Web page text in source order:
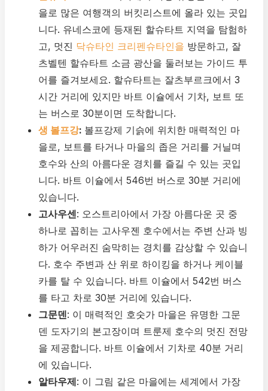
을로 많은 여행객의 버킷리스트에 올라 있는 곳입
니다. 유네스코에 등재된 할슈타트 지역을 탐험하
고, 멋진 닥슈타인 크리펜슈타인을 방문하고, 잘
츠벨텐 할슈타트 소금 광산을 둘러보는 가이드 투
어를 즐겨보세요. 할슈타트는 잘츠부르크에서 3
시간 거리에 있지만 바트 이슐에서 기차, 보트 또
는 버스로 30분이면 도착합니다.
생 볼프강: 볼프강제 기슭에 위치한 매력적인 마
을로, 보트를 타거나 마을의 좁은 거리를 거닐며
호수와 산의 아름다운 경치를 즐길 수 있는 곳입
니다. 바트 이슐에서 546번 버스로 30분 거리에
있습니다.
고사우센: 오스트리아에서 가장 아름다운 곳 중
하나로 꼽히는 고사우젠 호수에서는 주변 산과 빙
하가 어우러진 숨막히는 경치를 감상할 수 있습니
다. 호수 주변과 산 위로 하이킹을 하거나 케이블
카를 탈 수 있습니다. 바트 이슐에서 542번 버스
를 타고 차로 30분 거리에 있습니다.
그문덴: 이 매력적인 호숫가 마을은 유명한 그문
덴 도자기의 본고장이며 트룬제 호수의 멋진 전망
을 제공합니다. 바트 이슐에서 기차로 40분 거리
에 있습니다.
알타우제: 이 그림 같은 마을에는 세계에서 가장